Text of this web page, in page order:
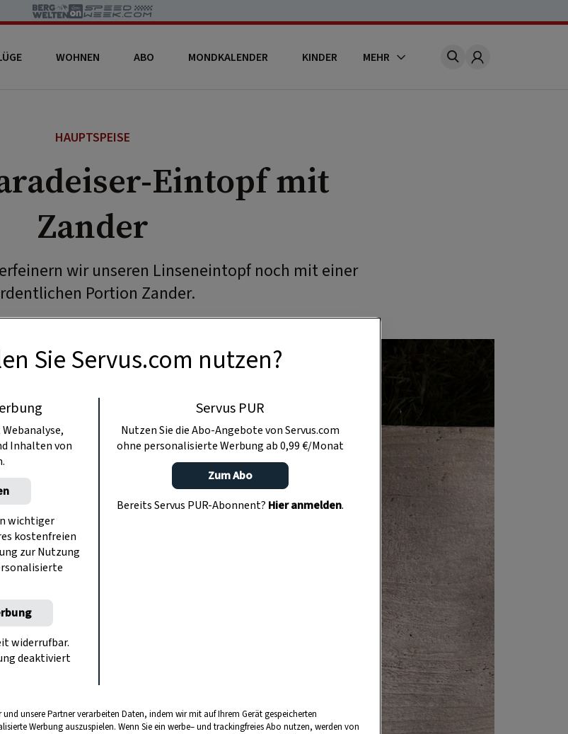
WOHNEN ABO MONDKALENDER KINDER MEHR Account
HAUPTSPEISE
Eintopf mit
Zander
wir unseren Linseneintopf noch mit einer
Portion Zander.
Sie Servus.com nutzen?
Inhalten von
wichtiger
kostenfreien
zur Nutzung
widerrufbar.
deaktiviert
Servus PUR
Nutzen Sie die Abo-Angebote von Servus.com
ohne personalisierte Werbung ab 0,99 €/Monat
Zum Abo
Bereits Servus PUR-Abonnent? Hier anmelden.
und unsere Partner verarbeiten Daten, indem wir mit auf Ihrem Gerät gespeicherten
Werbung auszuspielen. Wenn Sie ein werbe– und trackingfreies Abo nutzen, werden von